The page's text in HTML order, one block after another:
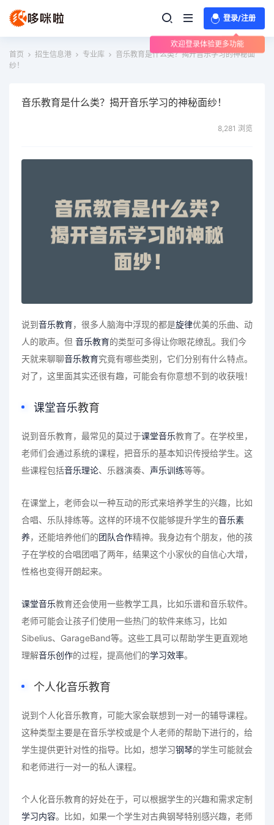
登录/注册
欢迎登录体验更多功能
首页 招生信息港 专业库
音乐教育是什么类？揭开音乐学习的神秘面
纱！
音乐教育是什么类？揭开音乐学习的神秘面纱！
8,281 浏览
说到音乐教育，很多人脑海中浮现的都是旋律优美的乐曲、动
人的歌声。但 音乐教育的类型可多得让你眼花缭乱。我们今
天就来聊聊音乐教育究竟有哪些类别，它们分别有什么特点。
对了，这里面其实还很有趣，可能会有你意想不到的收获哦！
课堂音乐教育
说到音乐教育，最常见的莫过于课堂音乐教育了。在学校里，
老师们会通过系统的课程，把音乐的基本知识传授给学生。这
些课程包括音乐理论、乐器演奏、 声乐训练等等。
在课堂上，老师会以一种互动的形式来培养学生的兴趣，比如
合唱、乐队排练等。这样的环境不仅能够提升学生的音乐素
养，还能培养他们的团队合作精神。我身边有个朋友，他的孩
子在学校的合唱团唱了两年，结果这个小家伙的自信心大增，
性格也变得开朗起来。
课堂音乐教育还会使用一些教学工具，比如乐谱和音乐软件。
老师可能会让孩子们使用一些热门的软件来练习，比如
Sibelius、GarageBand等。这些工具可以帮助学生更直观地
理解音乐创作的过程，提高他们的学习效率。
个人化音乐教育
说到个人化音乐教育，可能大家会联想到一对一的辅导课程。
这种类型主要是在音乐学校或是个人老师的帮助下进行的，给
学生提供更针对性的指导。比如，想学习钢琴的学生可能就会
和老师进行一对一的私人课程。
个人化音乐教育的好处在于，可以根据学生的兴趣和需求定制
学习内容。比如，如果一个学生对古典钢琴特别感兴趣，老师